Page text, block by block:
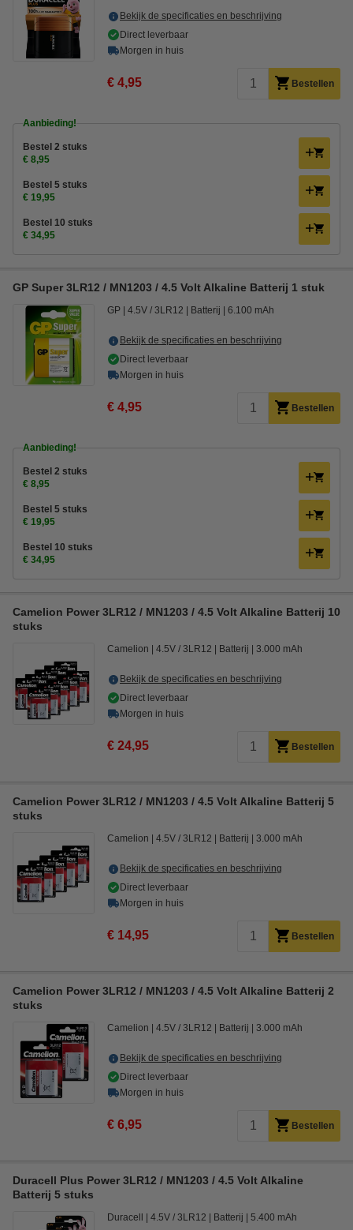
Bekijk de specificaties en beschrijving
Direct leverbaar
Morgen in huis
€ 4,95 Bestellen
Aanbieding!
Bestel 2 stuks
€ 8,95
Bestel 5 stuks
€ 19,95
Bestel 10 stuks
€ 34,95
GP Super 3LR12 / MN1203 / 4.5 Volt Alkaline Batterij 1 stuk
GP 4.5V / 3LR12 Batterij 6.100 mAh
Bekijk de specificaties en beschrijving
Direct leverbaar
Morgen in huis
€ 4,95 Bestellen
Aanbieding!
Bestel 2 stuks
€ 8,95
Bestel 5 stuks
€ 19,95
Bestel 10 stuks
€ 34,95
Camelion Power 3LR12 / MN1203 / 4.5 Volt Alkaline Batterij 10
stuks
Camelion 4.5V / 3LR12 Batterij 3.000 mAh
Bekijk de specificaties en beschrijving
Direct leverbaar
Morgen in huis
€ 24,95 Bestellen
Camelion Power 3LR12 / MN1203 / 4.5 Volt Alkaline Batterij 5
stuks
Camelion 4.5V / 3LR12 Batterij 3.000 mAh
Bekijk de specificaties en beschrijving
Direct leverbaar
Morgen in huis
€ 14,95 Bestellen
Camelion Power 3LR12 / MN1203 / 4.5 Volt Alkaline Batterij 2
stuks
Camelion 4.5V / 3LR12 Batterij 3.000 mAh
Bekijk de specificaties en beschrijving
Direct leverbaar
Morgen in huis
€ 6,95 Bestellen
Duracell Plus Power 3LR12 / MN1203 / 4.5 Volt Alkaline
Batterij 5 stuks
Duracell 4.5V / 3LR12 Batterij 5.400 mAh